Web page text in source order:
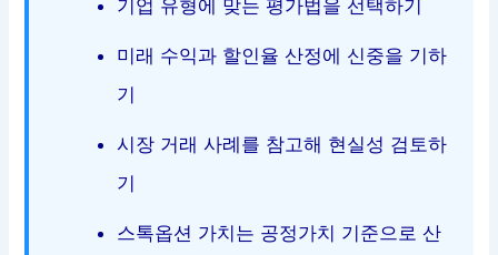
기업 유형에 맞는 평가법을 선택하기
미래 수익과 할인율 산정에 신중을 기하
기
시장 거래 사례를 참고해 현실성 검토하
기
스톡옵션 가치는 공정가치 기준으로 산